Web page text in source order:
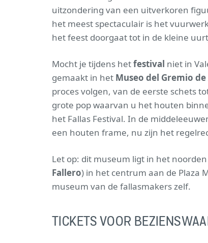
uitzondering van een uitverkoren
het meest spectaculair is het
het feest doorgaat tot in de kleine
Mocht je tijdens hetfestival niet in
gemaakt in het Museo del Gremio
proces volgen, van de eerste schets
grote pop waarvan u het houten
het Fallas Festival. In de
een houten frame, nu zijn het
Let op: dit museum ligt in het
Fallero) in het centrum aan de Plaza
museum van de fallasmakers zelf.
TICKETS VOOR